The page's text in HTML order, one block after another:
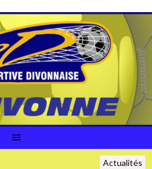
Actualités